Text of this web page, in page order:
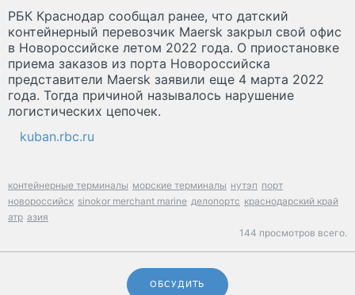
РБК Краснодар сообщал ранее, что датский
контейнерный перевозчик Maersk закрыл свой офис
в Новороссийске летом 2022 года. О приостановке
приема заказов из порта Новороссийска
представители Maersk заявили еще 4 марта 2022
года. Тогда причиной называлось нарушение
логистических цепочек.
kuban.rbc.ru
контейнерные терминалы морские терминалы нутэп порт
новороссийск sinokor merchant marine делопортс краснодарский край
атр азия
144 просмотров всего.
ОБСУДИТЬ